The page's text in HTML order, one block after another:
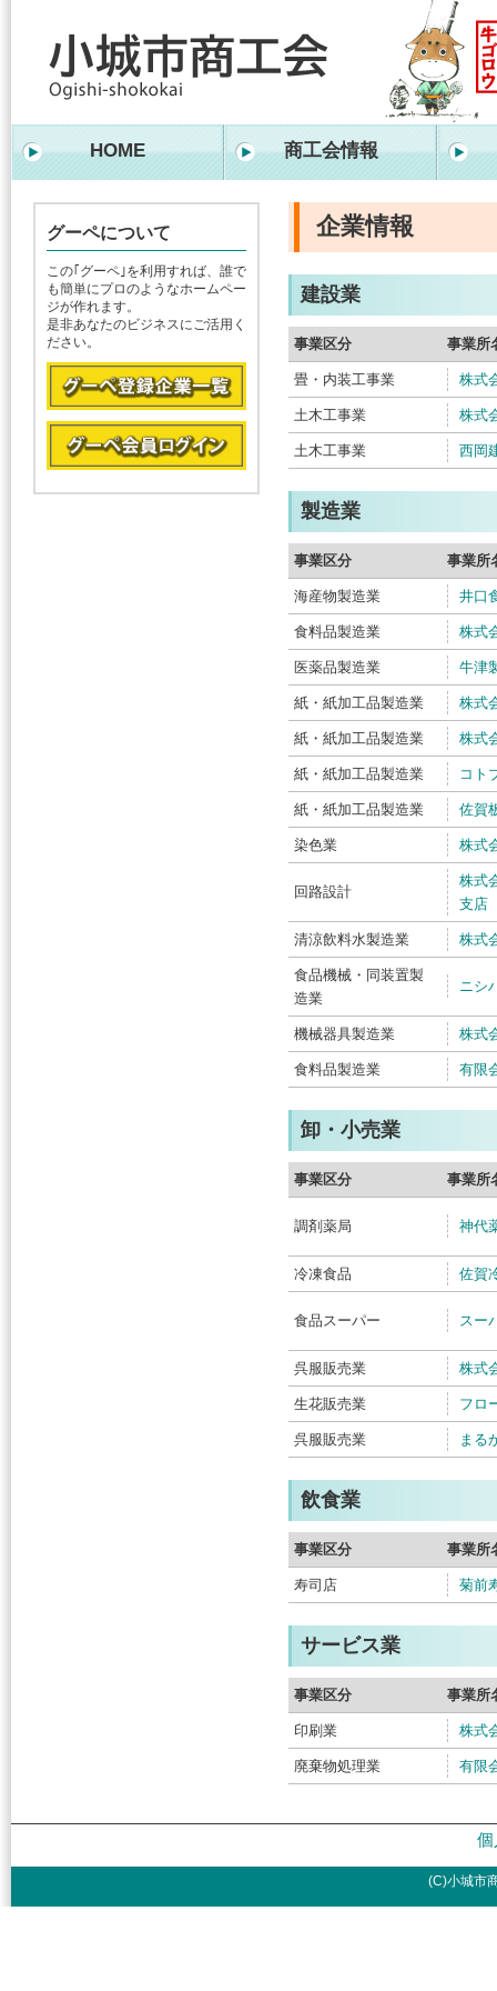
HOME 商工会情報
企業情報
建設業
事業区分 事業所
畳・内装工事業 株式
土木工事業 株式
土木工事業 西岡
製造業
事業区分 事業所
海産物製造業 井口
食料品製造業 株式
医薬品製造業 牛津
紙・紙加工品製造業 株式
紙・紙加工品製造業 株式
紙・紙加工品製造業 コト
紙・紙加工品製造業 佐賀
染色業 株式
回路設計
株式
支店
清涼飲料水製造業 株式
食品機械・同装置製
造業
ニシ
機械器具製造業 株式
食料品製造業 有限
卸・小売業
事業区分 事業所
調剤薬局 神代
冷凍食品 佐賀
食品スーパー スー
呉服販売業 株式
生花販売業 フロ
呉服販売業 まる
飲食業
事業区分 事業所
寿司店 菊前
サービス業
事業区分 事業所
印刷業 株式
廃棄物処理業 有限
グーペについて
この｢グーペ｣を利用すれば、誰で
も簡単にプロのようなホームペー
ジが作れます。
是非あなたのビジネスにご活用く
ださい。
個
(C)小城市